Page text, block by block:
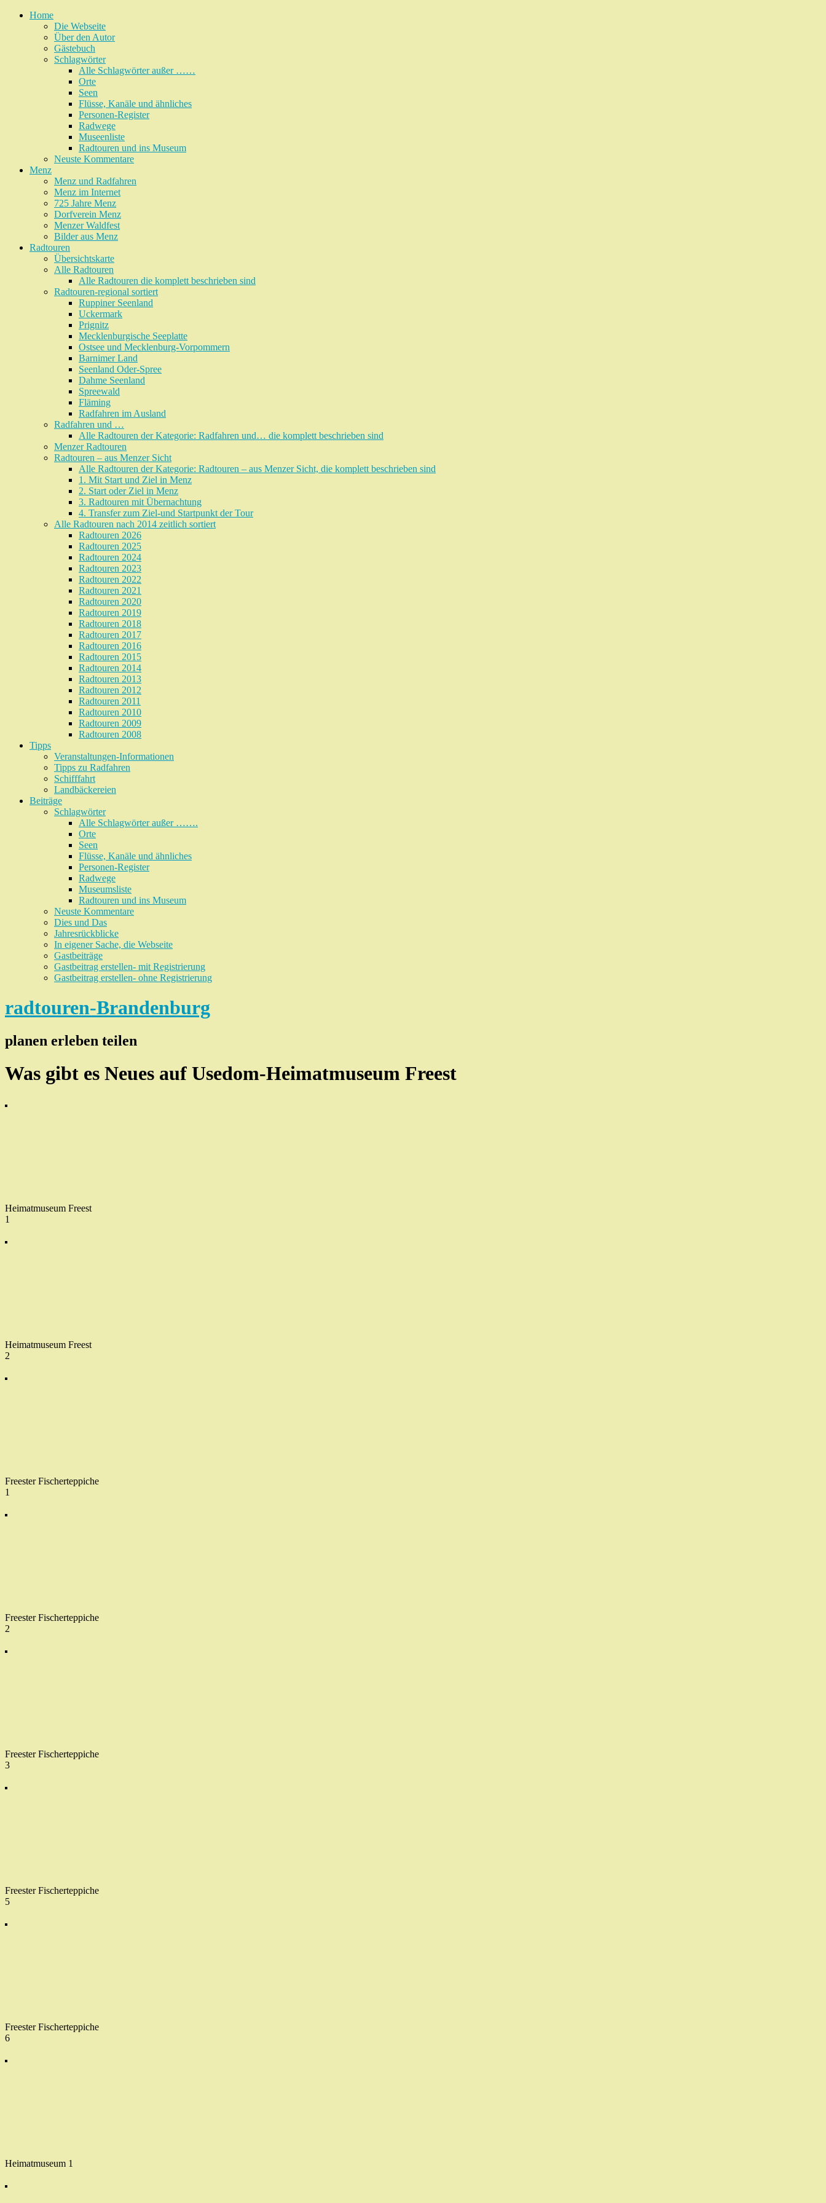
Home
Die Webseite
Über den Autor
Gästebuch
Schlagwörter
Alle Schlagwörter außer ……
Orte
Seen
Flüsse, Kanäle und ähnliches
Personen-Register
Radwege
Museenliste
Radtouren und ins Museum
Neuste Kommentare
Menz
Menz und Radfahren
Menz im Internet
725 Jahre Menz
Dorfverein Menz
Menzer Waldfest
Bilder aus Menz
Radtouren
Übersichtskarte
Alle Radtouren
Alle Radtouren die komplett beschrieben sind
Radtouren-regional sortiert
Ruppiner Seenland
Uckermark
Prignitz
Mecklenburgische Seeplatte
Ostsee und Mecklenburg-Vorpommern
Barnimer Land
Seenland Oder-Spree
Dahme Seenland
Spreewald
Fläming
Radfahren im Ausland
Radfahren und …
Alle Radtouren der Kategorie: Radfahren und… die komplett beschrieben sind
Menzer Radtouren
Radtouren – aus Menzer Sicht
Alle Radtouren der Kategorie: Radtouren – aus Menzer Sicht, die komplett beschrieben sind
1. Mit Start und Ziel in Menz
2. Start oder Ziel in Menz
3. Radtouren mit Übernachtung
4. Transfer zum Ziel-und Startpunkt der Tour
Alle Radtouren nach 2014 zeitlich sortiert
Radtouren 2026
Radtouren 2025
Radtouren 2024
Radtouren 2023
Radtouren 2022
Radtouren 2021
Radtouren 2020
Radtouren 2019
Radtouren 2018
Radtouren 2017
Radtouren 2016
Radtouren 2015
Radtouren 2014
Radtouren 2013
Radtouren 2012
Radtouren 2011
Radtouren 2010
Radtouren 2009
Radtouren 2008
Tipps
Veranstaltungen-Informationen
Tipps zu Radfahren
Schifffahrt
Landbäckereien
Beiträge
Schlagwörter
Alle Schlagwörter außer …….
Orte
Seen
Flüsse, Kanäle und ähnliches
Personen-Register
Radwege
Museumsliste
Radtouren und ins Museum
Neuste Kommentare
Dies und Das
Jahresrückblicke
In eigener Sache, die Webseite
Gastbeiträge
Gastbeitrag erstellen- mit Registrierung
Gastbeitrag erstellen- ohne Registrierung
radtouren-Brandenburg
planen erleben teilen
Was gibt es Neues auf Usedom-Heimatmuseum Freest
Heimatmuseum Freest
1
Heimatmuseum Freest
2
Freester Fischerteppiche
1
Freester Fischerteppiche
2
Freester Fischerteppiche
3
Freester Fischerteppiche
5
Freester Fischerteppiche
6
Heimatmuseum 1